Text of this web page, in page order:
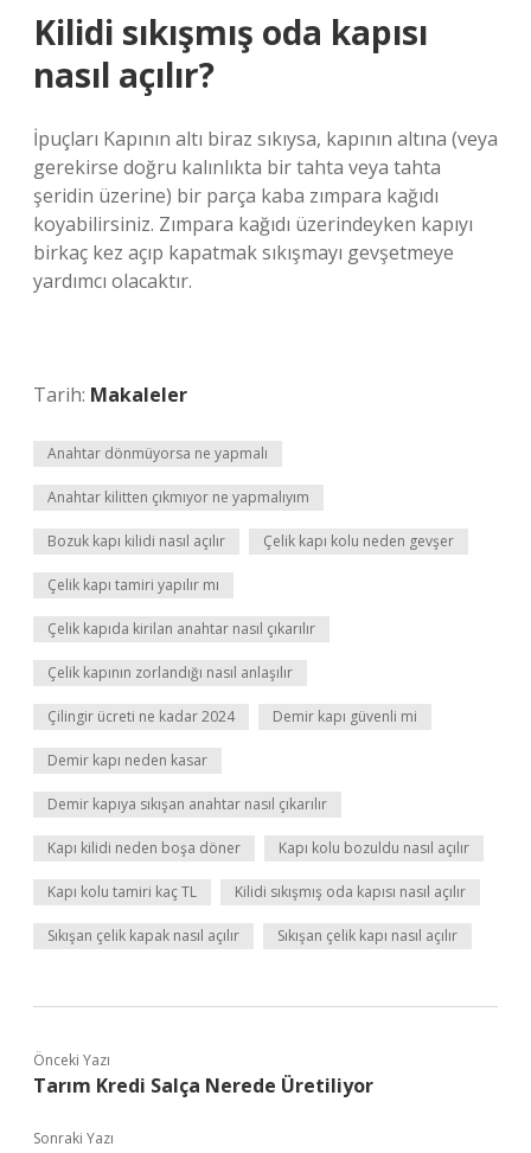
Kilidi sıkışmış oda kapısı
nasıl açılır?
İpuçları Kapının altı biraz sıkıysa, kapının altına (veya
gerekirse doğru kalınlıkta bir tahta veya tahta
şeridin üzerine) bir parça kaba zımpara kağıdı
koyabilirsiniz. Zımpara kağıdı üzerindeyken kapıyı
birkaç kez açıp kapatmak sıkışmayı gevşetmeye
yardımcı olacaktır.
Tarih: Makaleler
Anahtar dönmüyorsa ne yapmalı
Anahtar kilitten çıkmıyor ne yapmalıyım
Bozuk kapı kilidi nasıl açılır Çelik kapı kolu neden gevşer
Çelik kapı tamiri yapılır mı
Çelik kapıda kirilan anahtar nasıl çıkarılır
Çelik kapının zorlandığı nasıl anlaşılır
Çilingir ücreti ne kadar 2024 Demir kapı güvenli mi
Demir kapı neden kasar
Demir kapıya sıkışan anahtar nasıl çıkarılır
Kapı kilidi neden boşa döner Kapı kolu bozuldu nasıl açılır
Kapı kolu tamiri kaç TL Kilidi sıkışmış oda kapısı nasıl açılır
Sıkışan çelik kapak nasıl açılır Sıkışan çelik kapı nasıl açılır
Önceki Yazı
Tarım Kredi Salça Nerede Üretiliyor
Sonraki Yazı